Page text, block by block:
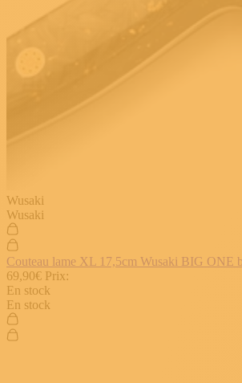
Wusaki
Wusaki
Couteau lame XL 17,5cm Wusaki BIG ONE
69,90€ Prix:
En stock
En stock